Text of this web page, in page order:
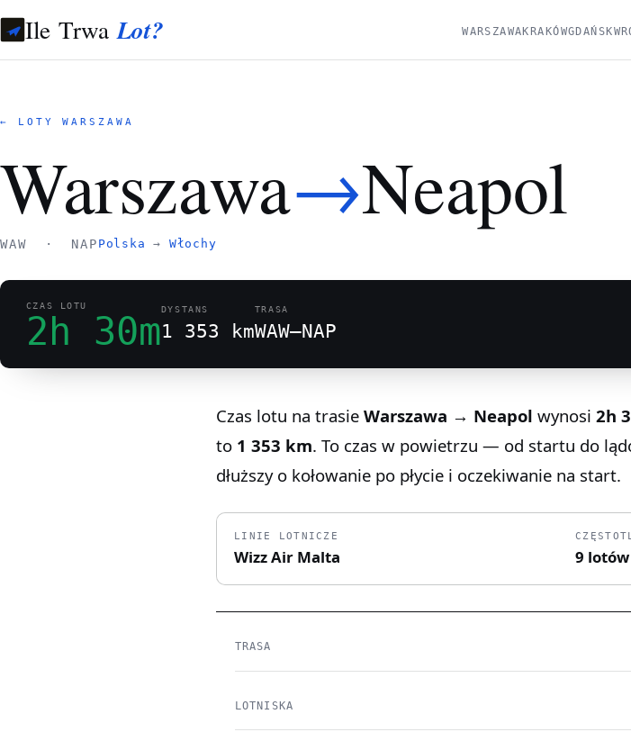
Ile TrwaLot? WARSZAWAKRAKÓWGDAŃSK
← LOTY WARSZAWA
Warszawa→Neapol
WAW · NAP Polska → Włochy
CZAS LOTU
2h 30m
DYSTANS
1 353 km
TRASA
WAW–NAP
Czas lotu na trasie Warszawa → Neapol wynosi 2h
to 1 353 km. To czas w powietrzu — od startu do
dłuższy o kołowanie po płycie i oczekiwanie na start.
LINIE LOTNICZE
Wizz Air Malta 9
TRASA
LOTNISKA